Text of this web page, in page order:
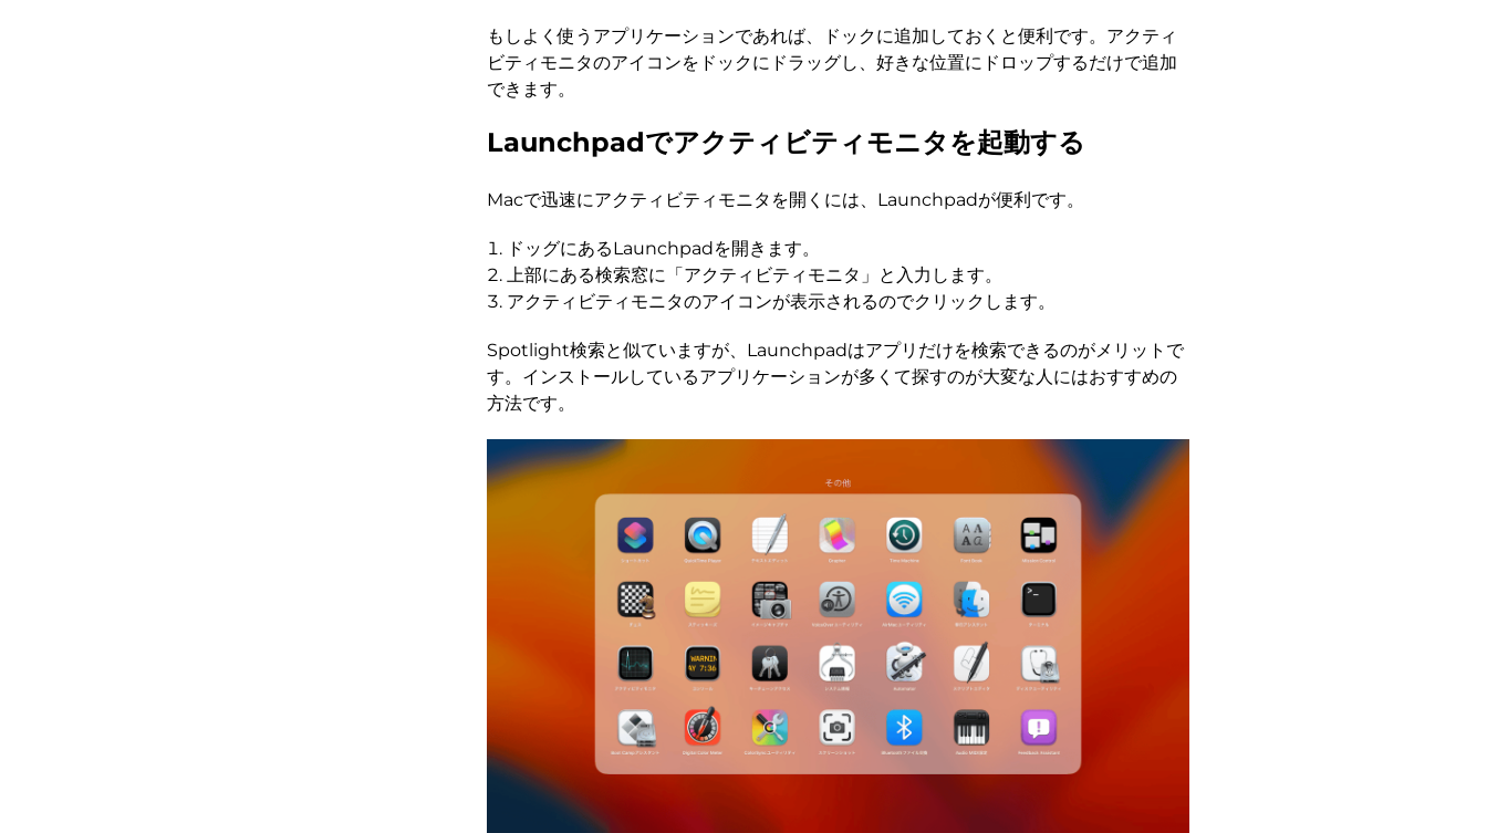
もしよく使うアプリケーションであれば、ドックに追加しておくと便利です。アクティ
ビティモニタのアイコンをドックにドラッグし、好きな位置にドロップするだけで追加
できます。
Launchpadでアクティビティモニタを起動する
Macで迅速にアクティビティモニタを開くには、Launchpadが便利です。
ドッグにあるLaunchpadを開きます。
上部にある検索窓に「アクティビティモニタ」と入力します。
アクティビティモニタのアイコンが表示されるのでクリックします。
Spotlight検索と似ていますが、Launchpadはアプリだけを検索できるのがメリットで
す。インストールしているアプリケーションが多くて探すのが大変な人にはおすすめの
方法です。